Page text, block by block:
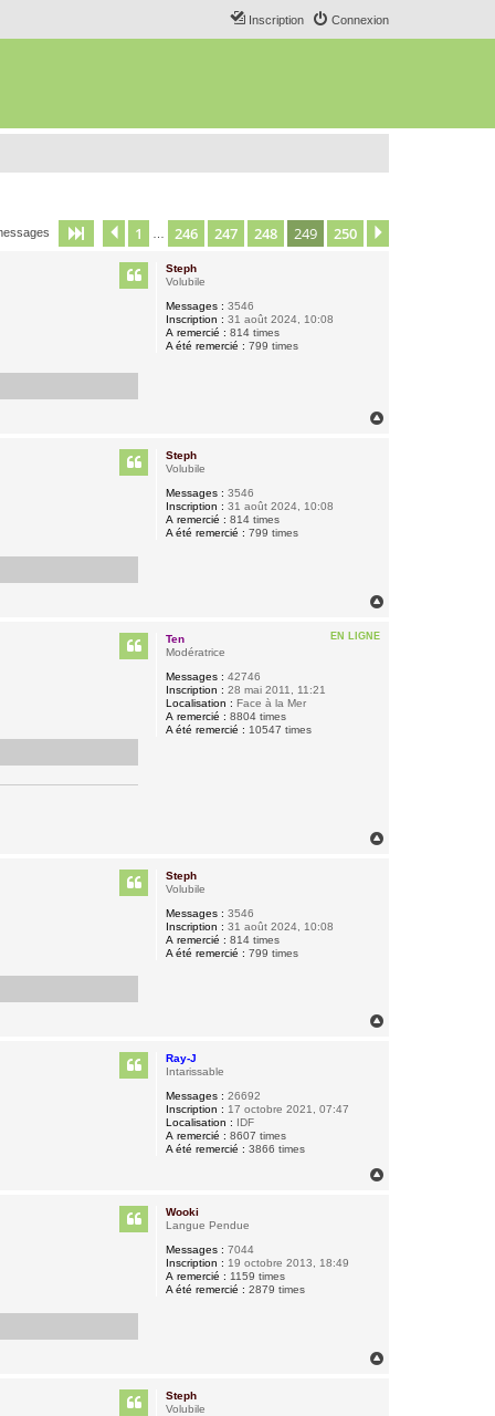
Connexion
Inscription
Page 249 sur250
Précédent
1 246 247 248 249 250
Steph
Volubile
Messages : 3546
Inscription : 31 août 2024, 10:08
A remercié : 814 times
A été remercié : 799 times
Steph
Volubile
Messages : 3546
Inscription : 31 août 2024, 10:08
A remercié : 814 times
A été remercié : 799 times
EN LIGNE
Ten
Modératrice
Messages : 42746
Inscription : 28 mai 2011, 11:21
Localisation : Face à la Mer
A remercié : 8804 times
A été remercié : 10547 times
Steph
Volubile
Messages : 3546
Inscription : 31 août 2024, 10:08
A remercié : 814 times
A été remercié : 799 times
Ray-J
Intarissable
Messages : 26692
Inscription : 17 octobre 2021, 07:47
Localisation : IDF
A remercié : 8607 times
A été remercié : 3866 times
Wooki
Langue Pendue
Messages : 7044
Inscription : 19 octobre 2013, 18:49
A remercié : 1159 times
A été remercié : 2879 times
Steph
Volubile